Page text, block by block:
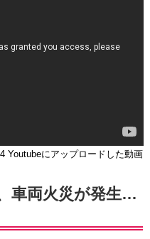
Youtubeにアップロードした動画
車両火災が発生…